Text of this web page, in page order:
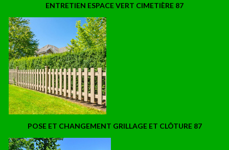
ENTRETIEN ESPACE VERT CIMETIÈRE 87
POSE ET CHANGEMENT GRILLAGE ET CLÔTURE 87